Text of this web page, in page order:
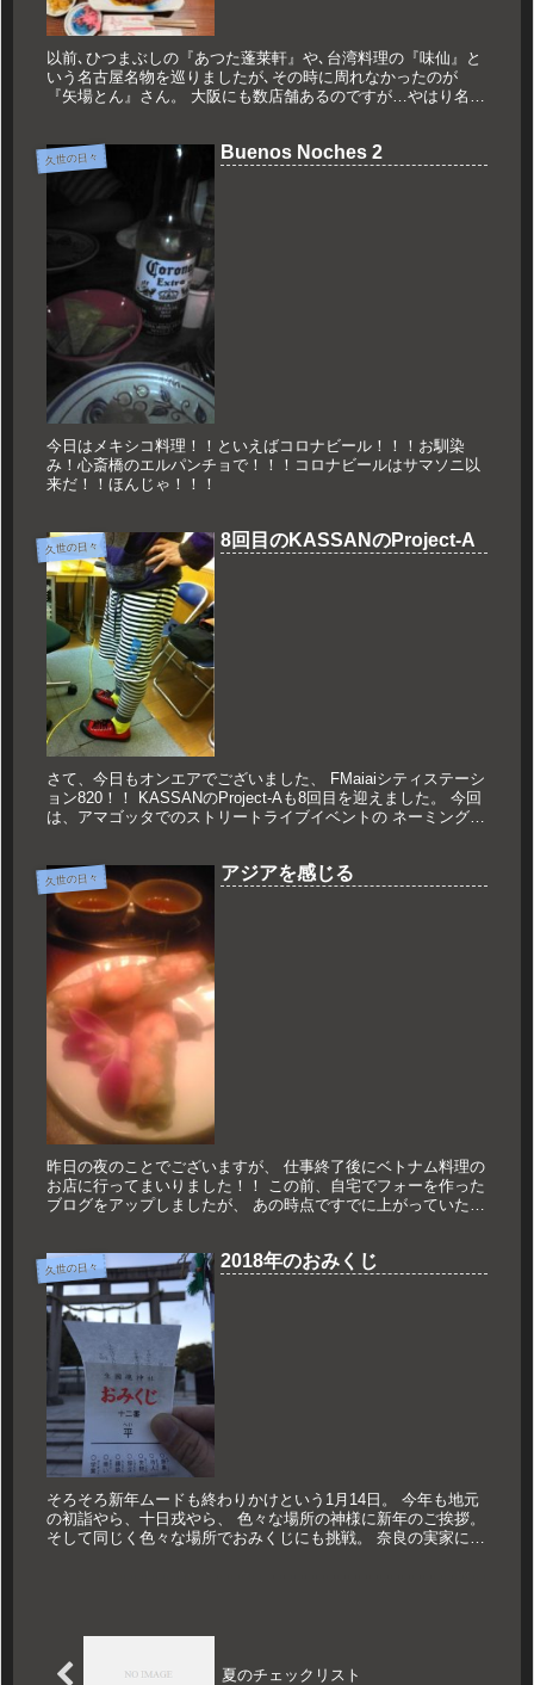
以前､ひつまぶしの『あつた蓬莱軒』や､台湾料理の『味仙』と
いう名古屋名物を巡りましたが､その時に周れなかったのが
『矢場とん』さん。 大阪にも数店舗あるのですが…やはり名古
久世の日々 Buenos Noches 2
今日はメキシコ料理！！といえばコロナビール！！！お馴染
み！心斎橋のエルパンチョで！！！コロナビールはサマソニ以
来だ！！ほんじゃ！！！
久世の日々 8回目のKASSANのProject-A
さて、今日もオンエアでございました、 FMaiaiシティステーシ
ョン820！！ KASSANのProject-Aも8回目を迎えました。 今回
は、アマゴッタでのストリートライブイベントの ネーミングを
久世の日々 アジアを感じる
昨日の夜のことでございますが、 仕事終了後にベトナム料理の
お店に行ってまいりました！！ この前、自宅でフォーを作った
ブログをアップしましたが、 あの時点ですでに上がっていた
久世の日々 2018年のおみくじ
そろそろ新年ムードも終わりかけという1月14日。 今年も地元
の初詣やら、十日戎やら、 色々な場所の神様に新年のご挨拶。
そして同じく色々な場所でおみくじにも挑戦。 奈良の実家に帰
夏のチェックリスト